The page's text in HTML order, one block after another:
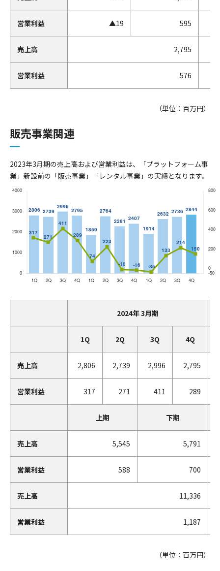
営業利益 ▲19 595
売上高 2,795
営業利益 576
（単位：百万円）
販売事業関連
2023年3月期の売上高および営業利益は、「プラットフォーム事
業」新設前の「販売事業」「レンタル事業」の実績となります。
2024年 3月期
1Q 2Q 3Q 4Q
売上高 2,806 2,739 2,996 2,795
営業利益 317 271 411 289
上期 下期
売上高 5,545 5,791
営業利益 588 700
売上高 11,336
営業利益 1,187
（単位：百万円）